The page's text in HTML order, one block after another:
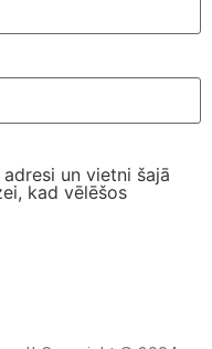
un vietni šajā
kad vēlēšos